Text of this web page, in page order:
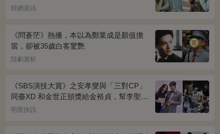
榮耀》奪冠
韓網資訊
《問蒼茫》熱播，本以為鄭業成是顏值擔
當，卻被35歲白客驚艷
陸劇賞析
《SBS演技大賞》之安孝燮與「三對CP」
同臺XD 和金世正頒獎給金裕貞，幫李聖經
披外套超甜~
明星快訊